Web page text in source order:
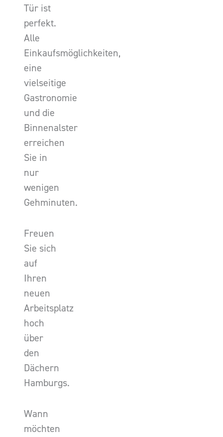
Tür ist
perfekt.
Alle
Einkaufsmöglichkeiten,
eine
vielseitige
Gastronomie
und die
Binnenalster
erreichen
Sie in
nur
wenigen
Gehminuten.
Freuen
Sie sich
auf
Ihren
neuen
Arbeitsplatz
hoch
über
den
Dächern
Hamburgs.
Wann
möchten